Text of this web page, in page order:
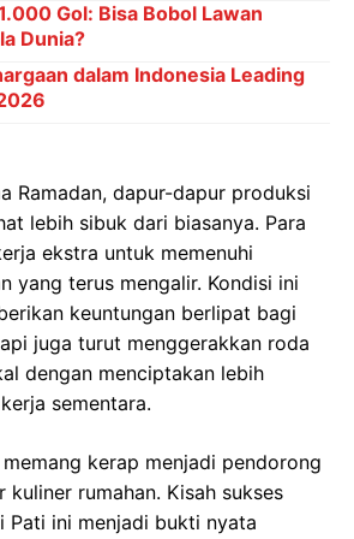
Gol: Bisa Bobol Lawan
Dunia?
dalam Indonesia Leading
Ramadan, dapur-dapur produksi
lebih sibuk dari biasanya. Para
ekstra untuk memenuhi
yang terus mengalir. Kondisi ini
keuntungan berlipat bagi
juga turut menggerakkan roda
dengan menciptakan lebih
sementara.
kerap menjadi pendorong
kuliner rumahan. Kisah sukses
Pati ini menjadi bukti nyata